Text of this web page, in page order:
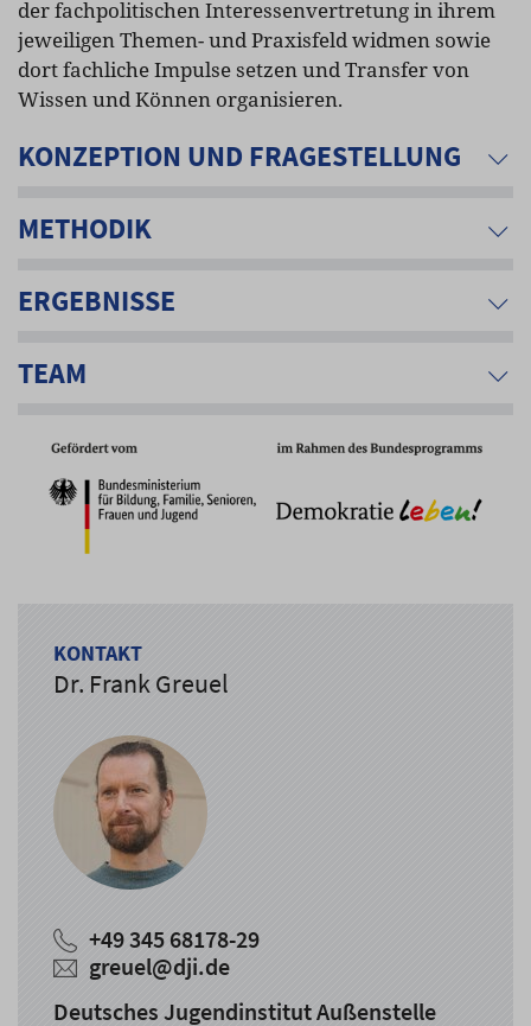
der fachpolitischen Interessenvertretung in ihrem
jeweiligen Themen- und Praxisfeld widmen sowie
dort fachliche Impulse setzen und Transfer von
Wissen und Können organisieren.
KONZEPTION UND FRAGESTELLUNG
METHODIK
ERGEBNISSE
TEAM
KONTAKT
Dr. Frank Greuel
+49 345 68178-29
greuel@dji.de
Deutsches Jugendinstitut Außenstelle